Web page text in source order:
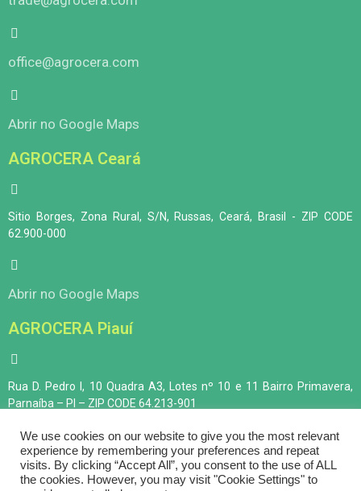
office@agrocera.com
Abrir no Google Maps
AGROCERA Ceará
Sitio Borges, Zona Rural, S/N, Russas, Ceará, Brasil - ZIP CODE
62.900-000
Abrir no Google Maps
AGROCERA Piauí
Rua D. Pedro I, 10 Quadra A3, Lotes nº 10 e 11 Bairro Primavera,
Parnaíba – PI – ZIP CODE 64.213-901
Abrir no Google Maps
We use cookies on our website to give you the most relevant
experience by remembering your preferences and repeat
visits. By clicking “Accept All”, you consent to the use of ALL
the cookies. However, you may visit "Cookie Settings" to